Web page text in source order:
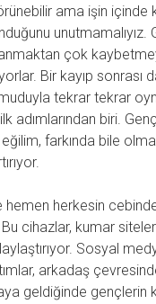
ama işin içinde
unutmamalıyız.
çok
Bir kayıp sonrası
tekrar tekrar
ilk adımlarından biri.
farkında bile
hemen herkesin cebinde
cihazlar, kumar
Sosyal
arkadaş
geldiğinde gençlerin